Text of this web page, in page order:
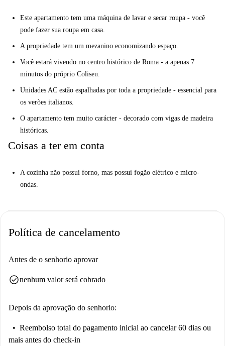
Este apartamento tem uma máquina de lavar e secar roupa - você
pode fazer sua roupa em casa.
A propriedade tem um mezanino economizando espaço.
Você estará vivendo no centro histórico de Roma - a apenas 7
minutos do próprio Coliseu.
Unidades AC estão espalhadas por toda a propriedade - essencial para
os verões italianos.
O apartamento tem muito carácter - decorado com vigas de madeira
históricas.
Coisas a ter em conta
A cozinha não possui forno, mas possui fogão elétrico e micro-
ondas.
Política de cancelamento
Antes de o senhorio aprovar
check_circlenenhum valor será cobrado
Depois da aprovação do senhorio:
Reembolso total do pagamento inicial ao cancelar 60 dias ou
mais antes do check-in